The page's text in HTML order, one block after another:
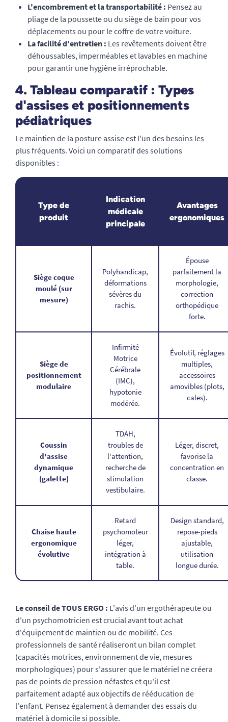
L'encombrement et la transportabilité : Pensez au
pliage de la poussette ou du siège de bain pour vos
déplacements ou pour le coffre de votre voiture.
La facilité d'entretien : Les revêtements doivent être
déhoussables, imperméables et lavables en machine
pour garantir une hygiène irréprochable.
4. Tableau comparatif : Types
d'assises et positionnements
pédiatriques
Le maintien de la posture assise est l'un des besoins les
plus fréquents. Voici un comparatif des solutions
disponibles :
Type de
produit
Indication
médicale
principale
Avantages
ergonomiques
Siège coque
moulé (sur
mesure)
Polyhandicap,
déformations
sévères du
rachis.
Épouse
parfaitement la
morphologie,
correction
orthopédique
forte.
Siège de
positionnement
modulaire
Infirmité
Motrice
Cérébrale
(IMC),
hypotonie
modérée.
Évolutif, réglages
multiples,
accessoires
amovibles (plots,
cales).
Coussin
d'assise
dynamique
(galette)
TDAH,
troubles de
l'attention,
recherche de
stimulation
vestibulaire.
Léger, discret,
favorise la
concentration en
classe.
Chaise haute
ergonomique
évolutive
Retard
psychomoteur
léger,
intégration à
table.
Design standard,
repose-pieds
ajustable,
utilisation
longue durée.
Le conseil de TOUS ERGO : L'avis d'un ergothérapeute ou
d'un psychomotricien est crucial avant tout achat
d'équipement de maintien ou de mobilité. Ces
professionnels de santé réaliseront un bilan complet
(capacités motrices, environnement de vie, mesures
morphologiques) pour s'assurer que le matériel ne créera
pas de points de pression néfastes et qu'il est
parfaitement adapté aux objectifs de rééducation de
l'enfant. Pensez également à demander des essais du
matériel à domicile si possible.